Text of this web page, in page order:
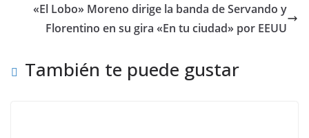
«El Lobo» Moreno dirige la banda de Servando y
Florentino en su gira «En tu ciudad» por EEUU
También te puede gustar